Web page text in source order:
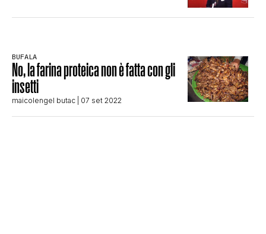
COMPLOTTI, LEGGENDE URBANE ED
BUFALA
No, la farina proteica non è fatta con gli
insetti
maicolengel butac | 07 set 2022